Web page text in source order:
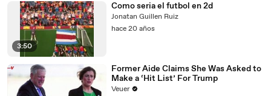
3:50
Como seria el futbol en 2d
Jonatan Guillen Ruiz
hace 20 años
Former Aide Claims She Was Asked to
Make a ‘Hit List’ For Trump
Veuer